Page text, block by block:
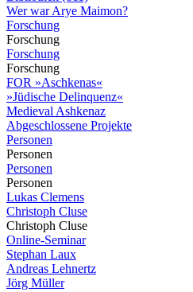
Wer war Arye Maimon?
Forschung
Forschung
Forschung
Forschung
FOR »Aschkenas«
»Jüdische Delinquenz«
Medieval Ashkenaz
Abgeschlossene Projekte
Personen
Personen
Personen
Personen
Lukas Clemens
Christoph Cluse
Christoph Cluse
Online-Seminar
Stephan Laux
Andreas Lehnertz
Jörg Müller